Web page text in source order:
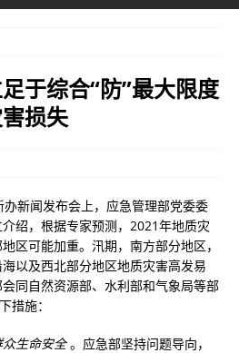
于综合“防”最大限度
损失
新闻发布会上，应急管理部党委委
绍，根据专家预测，2021年地质灾
区可能加重。汛期，南方部分地区，
以及西北部分地区地质灾害高发易
同自然资源部、水利部和气象局等部
措施：
生命安全。应急部坚持问题导向，